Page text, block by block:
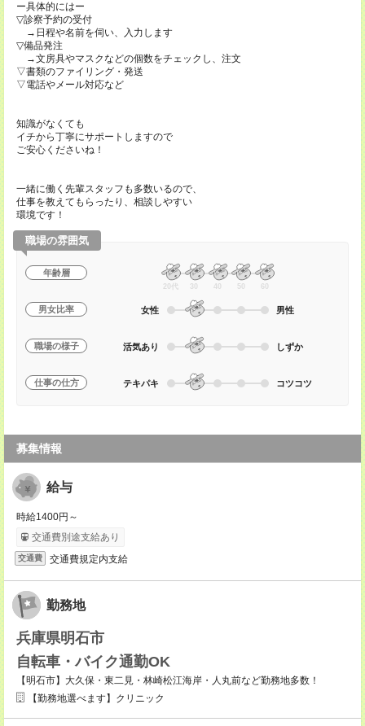
ー具体的にはー
▽診察予約の受付
→日程や名前を伺い、入力します
▽備品発注
→文房具やマスクなどの個数をチェックし、注文
▽書類のファイリング・発送
▽電話やメール対応など
知識がなくても
イチから丁寧にサポートしますので
ご安心くださいね！
一緒に働く先輩スタッフも多数いるので、
仕事を教えてもらったり、相談しやすい
環境です！
職場の雰囲気
年齢層
20代 30 40 50 60
男女比率 女性 男性
職場の様子 活気あり しずか
仕事の仕方 テキパキ コツコツ
募集情報
給与
時給1400円～
交通費別途支給あり
交通費 交通費規定内支給
勤務地
兵庫県明石市
自転車・バイク通勤OK
【明石市】大久保・東二見・林崎松江海岸・人丸前など勤務地多数！
【勤務地選べます】クリニック